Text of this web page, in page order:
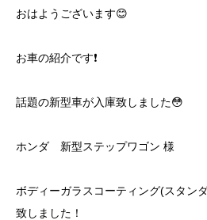
おはようございます😊
お車の紹介です❗️
話題の新型車が入庫致しました😳
ホンダ 新型ステップワゴン 様
ボディーガラスコーティング(スタン
致しました！